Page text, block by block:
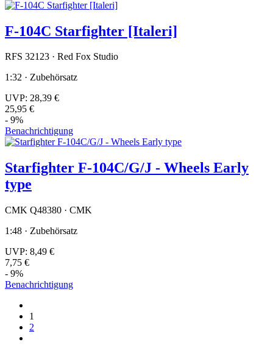
F-104C Starfighter [Italeri]
RFS 32123 · Red Fox Studio
1:32 · Zubehörsatz
UVP: 28,39 €
25,95 €
- 9%
Benachrichtigung
Starfighter F-104C/G/J - Wheels Early
type
CMK Q48380 · CMK
1:48 · Zubehörsatz
UVP: 8,49 €
7,75 €
- 9%
Benachrichtigung
1
2